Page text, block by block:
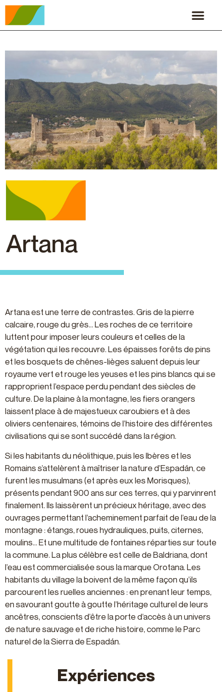
Artana
Artana est une terre de contrastes. Gris de la pierre
calcaire, rouge du grès… Les roches de ce territoire
luttent pour imposer leurs couleurs et celles de la
végétation qui les recouvre. Les épaisses forêts de pins
et les bosquets de chênes-lièges saluent depuis leur
royaume vert et rouge les yeuses et les pins blancs qui se
rapproprient l’espace perdu pendant des siècles de
culture. De la plaine à la montagne, les fiers orangers
laissent place à de majestueux caroubiers et à des
oliviers centenaires, témoins de l’histoire des différentes
civilisations qui se sont succédé dans la région.
Si les habitants du néolithique, puis les Ibères et les
Romains s’attelèrent à maîtriser la nature d’Espadán, ce
furent les musulmans (et après eux les Morisques),
présents pendant 900 ans sur ces terres, qui y parvinrent
finalement. Ils laissèrent un précieux héritage, avec des
ouvrages permettant l’acheminement parfait de l’eau de la
montagne : étangs, roues hydrauliques, puits, citernes,
moulins… Et une multitude de fontaines réparties sur toute
la commune. La plus célèbre est celle de Baldriana, dont
l’eau est commercialisée sous la marque Orotana. Les
habitants du village la boivent de la même façon qu’ils
parcourent les ruelles anciennes : en prenant leur temps,
en savourant goutte à goutte l’héritage culturel de leurs
ancêtres, conscients d’être la porte d’accès à un univers
de nature sauvage et de riche histoire, comme le Parc
naturel de la Sierra de Espadán.
Expériences